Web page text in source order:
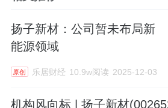
扬子新材：公司暂未布局新
能源领域
原创 乐居财经 10.9w阅读 2025-12-03
机构风向标 | 扬子新材